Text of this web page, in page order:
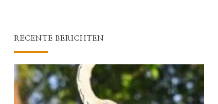
RECENTE BERICHTEN